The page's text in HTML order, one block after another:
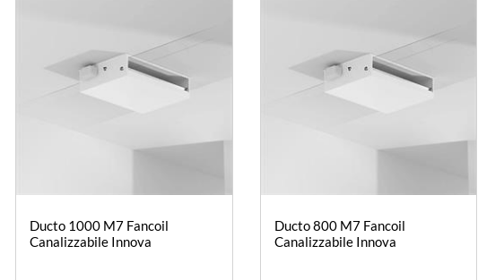
Ducto 1000 M7 Fancoil
Canalizzabile Innova
Ducto 800 M7 Fancoil
Canalizzabile Innova